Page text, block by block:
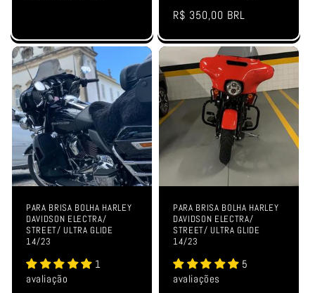
Preço
R$ 350,00 BRL
PARA BRISA BOLHA HARLEY
DAVIDSON ELECTRA/
STREET/ ULTRA GLIDE
14/23
1
avaliação
PARA BRISA BOLHA HARLEY
DAVIDSON ELECTRA/
STREET/ ULTRA GLIDE
14/23
5
avaliações